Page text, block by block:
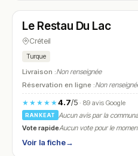
N° 8
Le Restau Du Lac
Créteil
Turque
Livraison :Non renseignée
Réservation en ligne :Non
★★★★★4.7/5· 89 avis Google
RANKEAT
Aucun avis par la
Vote rapideAucun vote pour le
Voir la fiche→